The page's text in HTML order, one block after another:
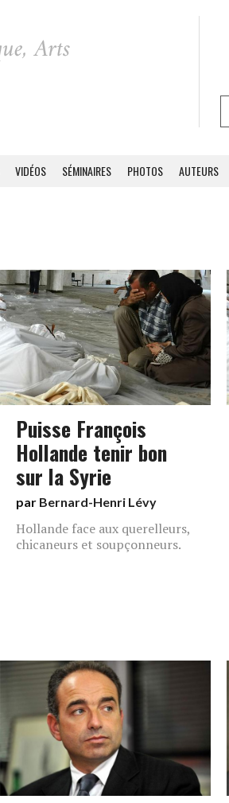
VIDÉOS SÉMINAIRES PHOTOS AUTEURS
Puisse François
Hollande tenir bon
sur la Syrie
par Bernard-Henri Lévy
Hollande face aux querelleurs,
chicaneurs et soupçonneurs.